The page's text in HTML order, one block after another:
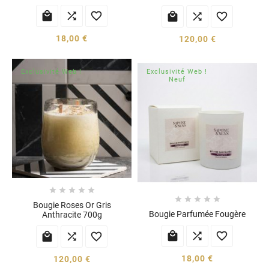
  
18,00 €
  
120,00 €
Exclusivité Web !
    
Bougie Roses Or Gris
Anthracite 700g
  
120,00 €
Exclusivité Web !
Neuf
    
Bougie Parfumée Fougère
  
18,00 €